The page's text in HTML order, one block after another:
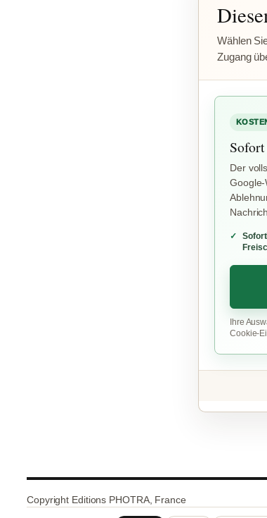
Wählen
Zugang
Der
Ihre
Cookie-
Copyright Editions PHOTRA, France